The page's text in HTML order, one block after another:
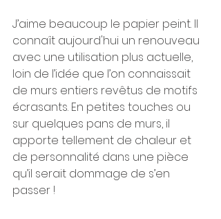
J’aime beaucoup le papier peint. Il
connaît aujourd'hui un renouveau
avec une utilisation plus actuelle,
loin de l’idée que l’on connaissait
de murs entiers revêtus de motifs
écrasants. En petites touches ou
sur quelques pans de murs, il
apporte tellement de chaleur et
de personnalité dans une pièce
qu’il serait dommage de s’en
passer !